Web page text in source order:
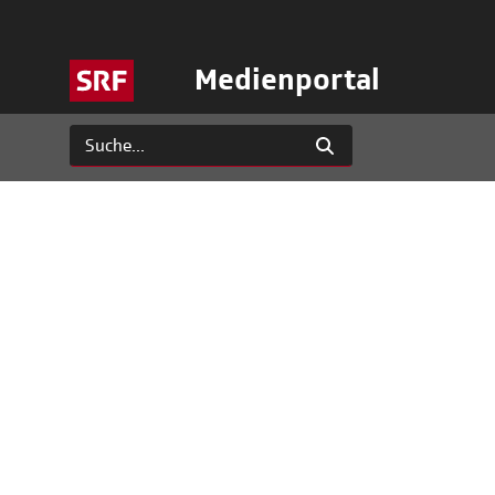
Medienportal